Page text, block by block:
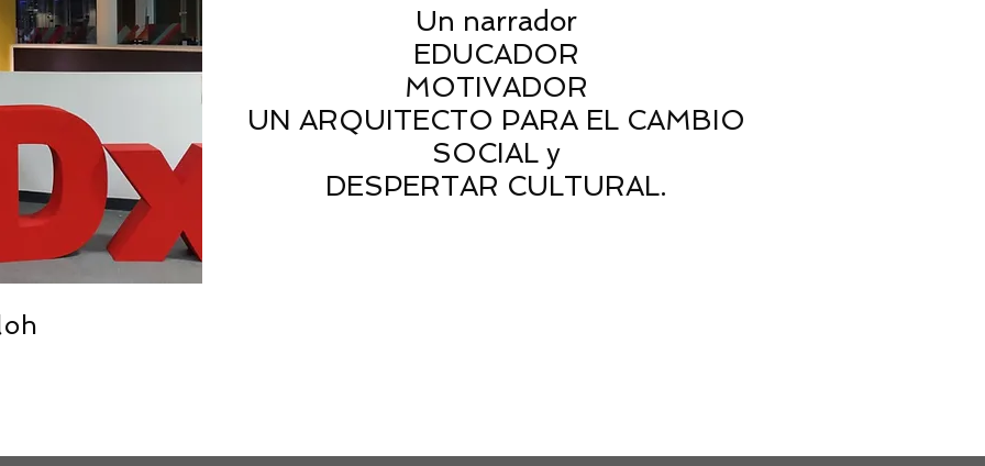
Un narrador
EDUCADOR
MOTIVADOR
UN ARQUITECTO PARA EL CAMBIO
SOCIAL y
DESPERTAR CULTURAL.